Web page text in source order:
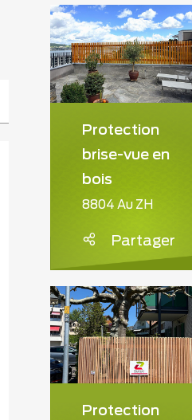
Protection
brise-vue en
bois
8804 Au ZH
Partager
Protection